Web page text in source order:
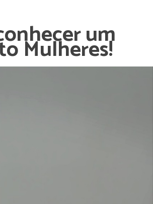
um
Mulheres!